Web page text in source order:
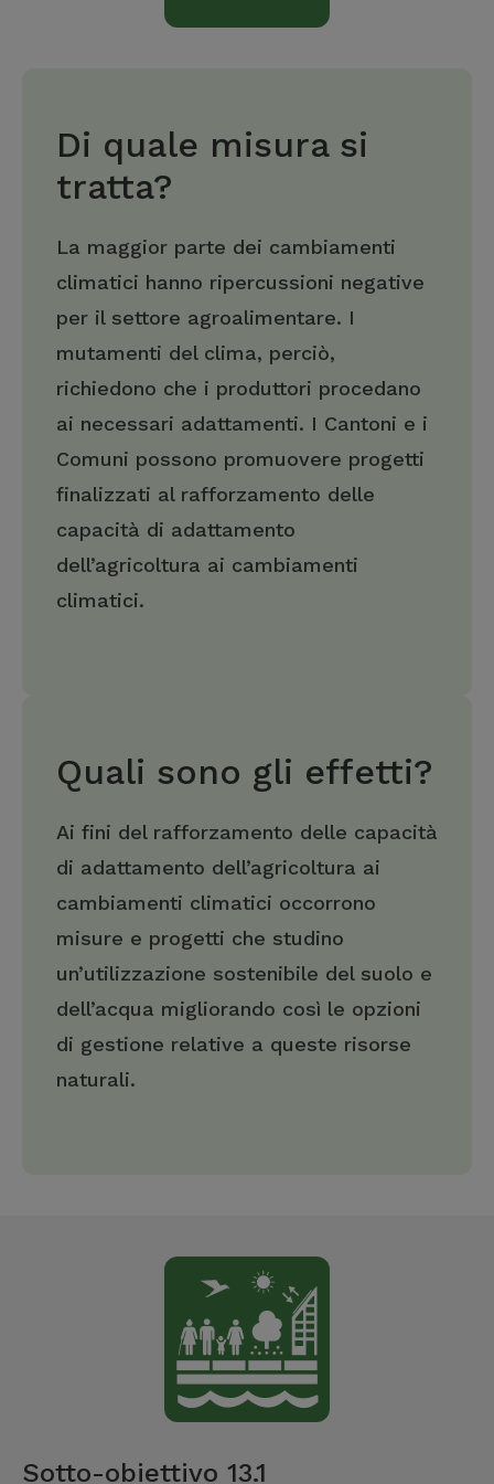
Di quale misura si
tratta?
La maggior parte dei cambiamenti
climatici hanno ripercussioni negative
per il settore agroalimentare. I
mutamenti del clima, perciò,
richiedono che i produttori procedano
ai necessari adattamenti. I Cantoni e i
Comuni possono promuovere progetti
finalizzati al rafforzamento delle
capacità di adattamento
dell’agricoltura ai cambiamenti
climatici.
Quali sono gli effetti?
Ai fini del rafforzamento delle capacità
di adattamento dell’agricoltura ai
cambiamenti climatici occorrono
misure e progetti che studino
un’utilizzazione sostenibile del suolo e
dell’acqua migliorando così le opzioni
di gestione relative a queste risorse
naturali.
Sotto-obiettivo 13.1